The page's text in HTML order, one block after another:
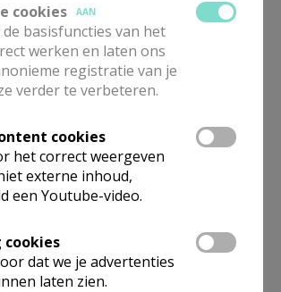
gids voor de bezoeker"
van het 150-Jarig
kerk, door de 'Stichting Sint-
cookies
AAN
basisfuncties van het
werken en laten ons
registratie van je
verder te verbeteren.
cookies
het correct weergeven
externe inhoud,
een Youtube-video.
dat we je advertenties
laten zien.